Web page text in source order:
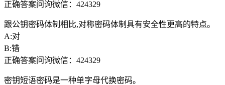
正确答案问询微信：424329
跟公钥密码体制相比,对称密码体制具有安全性更高的特点。
A:对
B:错
正确答案问询微信：424329
密钥短语密码是一种单字母代换密码。